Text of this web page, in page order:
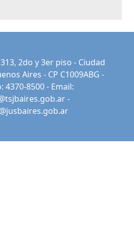
2do y 3er piso - Ciudad
Aires - CP C1009ABG -
4370-8500 - Email:
-